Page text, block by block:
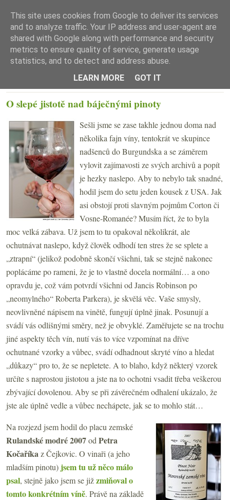
☰ Menu
O slepé jistotě nad báječnými pinoty
Sešli jsme se zase takhle jednou doma nad
několika fajn víny, tentokrát ve skupince
nadšenců do Burgundska a se záměrem
vylovit zajímavosti ze svých archivů a popít
je hezky naslepo. Aby to nebylo tak snadné,
hodil jsem do setu jeden kousek z USA. Jak
asi obstojí proti slavným pojmům Corton či
Vosne-Romanée? Musím říct, že to byla
moc velká zábava. Už jsem to tu opakoval několikrát, ale
ochutnávat naslepo, když člověk odhodí ten stres že se splete a
„ztrapní“ (jelikož podobně skončí všichni, tak se stejně nakonec
poplácáme po rameni, že je to vlastně docela normální… a ono
opravdu je, což vám potvrdí všichni od Jancis Robinson po
„neomylného“ Roberta Parkera), je skvělá věc. Vaše smysly,
neovlivněné nápisem na vinětě, fungují úplně jinak. Posunují a
svádí vás odlišnými směry, než je obvyklé. Zaměřujete se na trochu
jiné aspekty těch vín, nutí vás to více vzpomínat na dříve
ochutnané vzorky a vůbec, svádí odhadnout skryté víno a hledat
„důkazy“ pro to, že se nepletete. A to blaho, když některý vzorek
určíte s naprostou jistotou a jste na to ochotni vsadit třeba veškerou
zbývající dovolenou. Aby se při závěrečném odhalení ukázalo, že
jste ale úplně vedle a vůbec nechápete, jak se to mohlo stát…
Na rozjezd jsem hodil do placu zemské
Rulandské modré 2007od Petra
Kočaříkaz Čejkovic. O vinaři (a jeho
mladším pinotu) jsem tu už něco málo
psal, stejně jako jsem se jižzmiňoval o
tomto konkrétním víně. Právě na základě
This site uses cookies from Google to deliver its services
and to analyze traffic. Your IP address and user-agent are
shared with Google along with performance and security
metrics to ensure quality of service, generate usage
statistics, and to detect and address abuse.
LEARN MORE
GOT IT